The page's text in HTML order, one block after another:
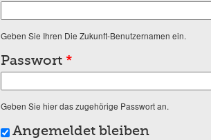
Geben Sie Ihren Die Zukunft-Benutzernamen ein.
Passwort *
Geben Sie hier das zugehörige Passwort an.
Angemeldet bleiben